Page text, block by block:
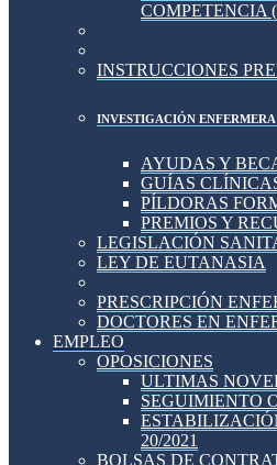
COMPETENCIA
INSTRUCCIONES
INVESTIGACIÓN ENFERMERA
AYUDAS Y
GUÍAS
PÍLDORAS
PREMIOS Y
LEGISLACIÓN
LEY DE EUTANASIA
PRESCRIPCIÓN
DOCTORES EN
EMPLEO
OPOSICIONES
ULTIMAS
SEGUIMIENTO
20/2021
BOLSAS DE